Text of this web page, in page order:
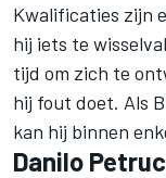
Kwalificaties zijn
hij iets te
tijd om zich te
hij fout doet. Als
kan hij binnen
Danilo